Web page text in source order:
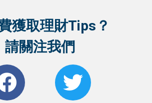
獲取理財Tips？
請關注我們